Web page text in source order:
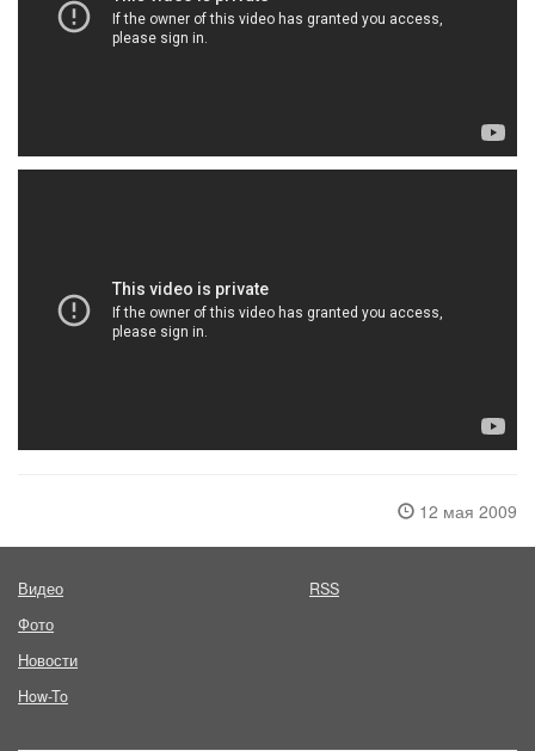
12 мая 2009
Видео
Фото
Новости
How-To
RSS